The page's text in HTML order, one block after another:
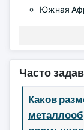
Южная
Часто
Каков